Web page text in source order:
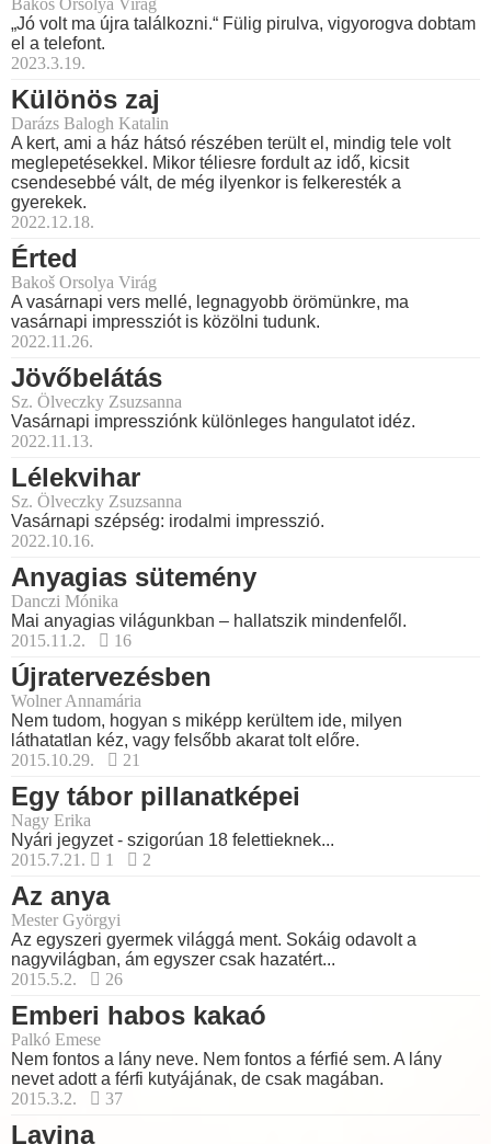
Bakoš Orsolya Virág
„Jó volt ma újra találkozni.“ Fülig pirulva, vigyorogva dobtam
el a telefont.
2023.3.19.
Különös zaj
Darázs Balogh Katalin
A kert, ami a ház hátsó részében terült el, mindig tele volt
meglepetésekkel. Mikor téliesre fordult az idő, kicsit
csendesebbé vált, de még ilyenkor is felkeresték a
gyerekek.
2022.12.18.
Érted
Bakoš Orsolya Virág
A vasárnapi vers mellé, legnagyobb örömünkre, ma
vasárnapi impressziót is közölni tudunk.
2022.11.26.
Jövőbelátás
Sz. Ölveczky Zsuzsanna
Vasárnapi impressziónk különleges hangulatot idéz.
2022.11.13.
Lélekvihar
Sz. Ölveczky Zsuzsanna
Vasárnapi szépség: irodalmi impresszió.
2022.10.16.
Anyagias sütemény
Danczi Mónika
Mai anyagias világunkban – hallatszik mindenfelől.
2015.11.2.
16
Újratervezésben
Wolner Annamária
Nem tudom, hogyan s miképp kerültem ide, milyen
láthatatlan kéz, vagy felsőbb akarat tolt előre.
2015.10.29.
21
Egy tábor pillanatképei
Nagy Erika
Nyári jegyzet - szigorúan 18 felettieknek...
2015.7.21.
1 2
Az anya
Mester Györgyi
Az egyszeri gyermek világgá ment. Sokáig odavolt a
nagyvilágban, ám egyszer csak hazatért...
2015.5.2.
26
Emberi habos kakaó
Palkó Emese
Nem fontos a lány neve. Nem fontos a férfié sem. A lány
nevet adott a férfi kutyájának, de csak magában.
2015.3.2.
37
Lavina